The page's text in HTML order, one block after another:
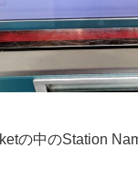
の中のStation